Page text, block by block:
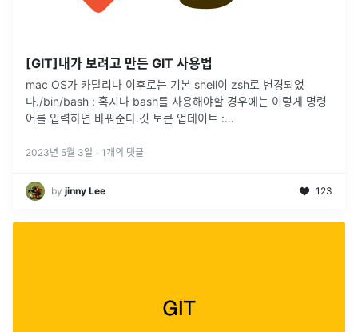
[GIT]내가 보려고 만든 GIT 사용법
mac OS가 카탈리나 이후로는 기본 shell이 zsh로 변경되었
다./bin/bash : 혹시나 bash를 사용해야할 경우에는 이렇게 명령
어를 입력하면 바꿔준다.깃 토큰 업데이트 :
2023년 5월 3일 · 1 개의 댓글
by jinny Lee 123